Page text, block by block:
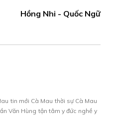
Hồng Nhi - Quốc Ngữ
tin mới Cà Mau thời sự Cà Mau
Văn Hùng tận tâm y đức nghề y